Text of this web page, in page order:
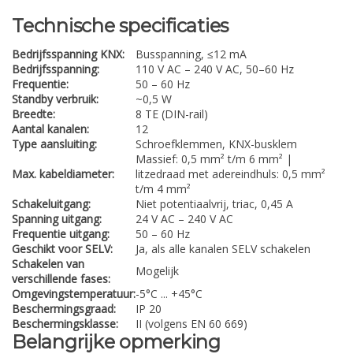
Technische specificaties
Bedrijfsspanning KNX:
Busspanning, ≤12 mA
Bedrijfsspanning:
110 V AC – 240 V AC, 50–60 Hz
Frequentie:
50 – 60 Hz
Standby verbruik:
~0,5 W
Breedte:
8 TE (DIN-rail)
Aantal kanalen:
12
Type aansluiting:
Schroefklemmen, KNX-busklem
Max. kabeldiameter:
Massief: 0,5 mm² t/m 6 mm² |
litzedraad met adereindhuls: 0,5 mm²
t/m 4 mm²
Schakeluitgang:
Niet potentiaalvrij, triac, 0,45 A
Spanning uitgang:
24 V AC – 240 V AC
Frequentie uitgang:
50 – 60 Hz
Geschikt voor SELV:
Ja, als alle kanalen SELV schakelen
Schakelen van
verschillende fases:
Mogelijk
Omgevingstemperatuur:-5°C ... +45°C
Beschermingsgraad:
IP 20
Beschermingsklasse:
II (volgens EN 60 669)
Belangrijke opmerking